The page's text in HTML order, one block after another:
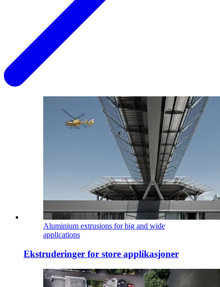
Aluminium extrusions for big and wide
applications
Ekstruderinger for store applikasjoner